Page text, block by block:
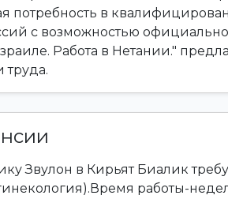
потребность в
с возможностью
Работа в Нетании."
Звулон в Кирьят Биалик
работы-